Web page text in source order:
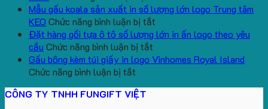
Làm
Quà
Tặng
số
lượng
lớn
logo
aginode
kê
thêu
yêu
Mini
Logo
Học
Gối
U
Logo
Mẫu gấu koala sản xuất in số lượng lớn logo Trung tâm
KEO Chức năng bình luận bị tắt
Mẫu
koala
Đặt hàng gối tựa ô tô số lượng lớn in ấn logo theo yêu
cầu Chức năng bình luận bị tắt
Đặt
Gấu bông kèm túi giấy in logo Vinhomes Royal Island
Chức năng bình luận bị tắt
bông
CÔNG TY TNHH FUNGIFT VIỆT